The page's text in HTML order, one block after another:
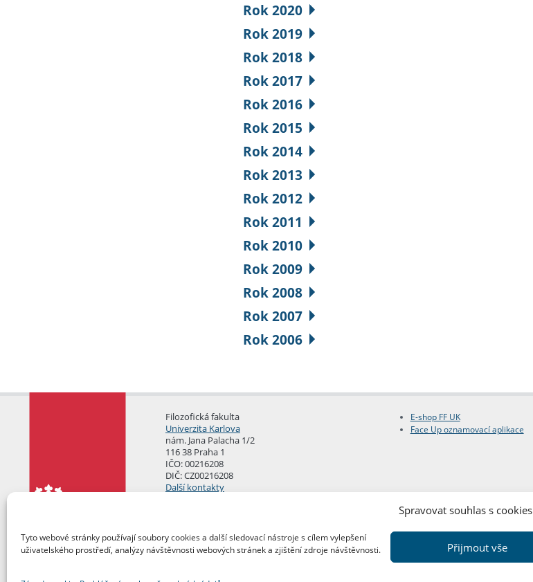
Spravovat souhlas s cookies
Tyto webové stránky používají soubory cookies a další sledovací nástroje s cílem vylepšení
uživatelského prostředí, analýzy návštěvnosti webových stránek a zjištění zdroje návštěvnosti.
Přijmout vše
Rok 2020
Rok 2019
Rok 2018
Rok 2017
Rok 2016
Rok 2015
Rok 2014
Rok 2013
Rok 2012
Rok 2011
Rok 2010
Rok 2009
Rok 2008
Rok 2007
Rok 2006
Filozofická fakulta
Univerzita Karlova
nám. Jana Palacha 1/2
116 38 Praha 1
IČO: 00216208
DIČ: CZ00216208
Další kontakty
E-shop FF UK
Face Up oznamovací aplikace